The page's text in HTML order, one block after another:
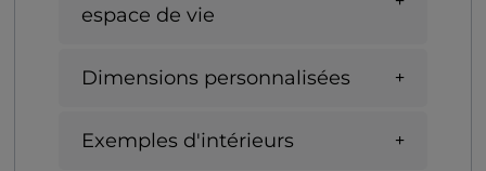
espace de vie
Dimensions personnalisées
Exemples d'intérieurs